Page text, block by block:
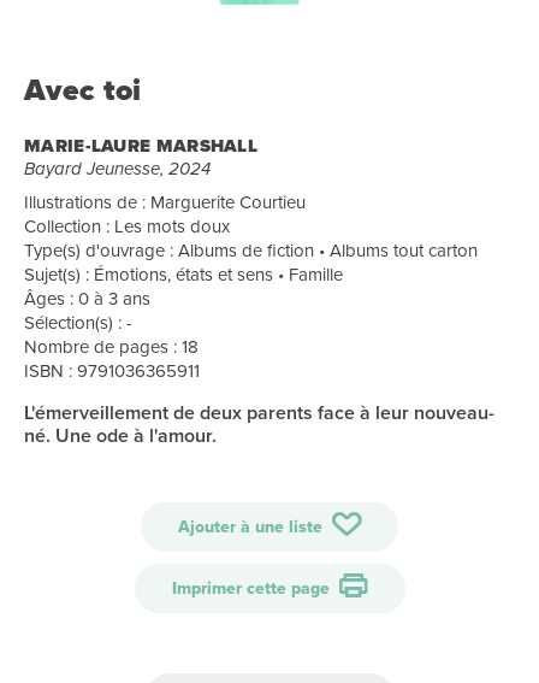
Avec toi
MARIE-LAURE MARSHALL
Bayard Jeunesse, 2024
Illustrations de : Marguerite Courtieu
Collection : Les mots doux
Type(s) d'ouvrage : Albums de fiction • Albums tout carton
Sujet(s) : Émotions, états et sens • Famille
Âges : 0 à 3 ans
Sélection(s) : -
Nombre de pages : 18
ISBN : 9791036365911
L'émerveillement de deux parents face à leur nouveau-
né. Une ode à l'amour.
Ajouter à une liste
Imprimer cette page